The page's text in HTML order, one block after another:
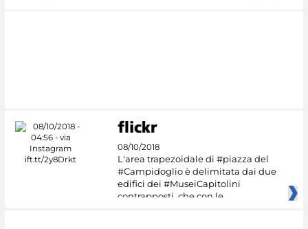
08/10/2018
L'area trapezoidale di #piazza del
#Campidoglio è delimitata dai due
edifici dei #MuseiCapitolini
contrapposti, che con le